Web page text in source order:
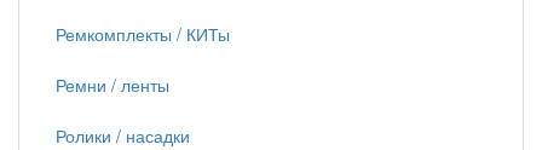
Ремкомплекты / КИТы
Ремни / ленты
Ролики / насадки